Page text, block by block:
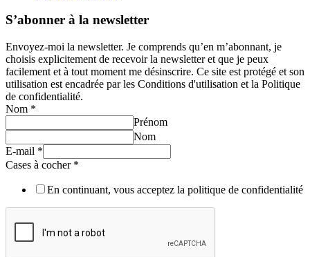
S’abonner à la newsletter
Envoyez-moi la newsletter. Je comprends qu’en m’abonnant, je
choisis explicitement de recevoir la newsletter et que je peux
facilement et à tout moment me désinscrire. Ce site est protégé et son
utilisation est encadrée par les Conditions d'utilisation et la Politique
de confidentialité.
Nom *
Prénom
Nom
E-mail *
Cases à cocher *
En continuant, vous acceptez la politique de confidentialité